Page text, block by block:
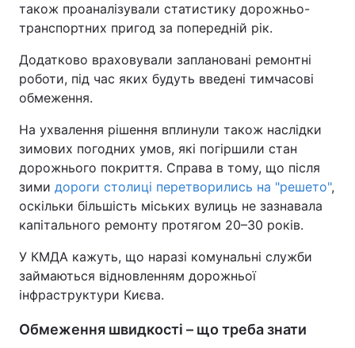
також проаналізували статистику дорожньо-
транспортних пригод за попередній рік.
Додатково враховували заплановані ремонтні
роботи, під час яких будуть введені тимчасові
обмеження.
На ухвалення рішення вплинули також наслідки
зимових погодних умов, які погіршили стан
дорожнього покриття. Справа в тому, що після
зими дороги столиці перетворились на "решето",
оскільки більшість міських вулиць не зазнавала
капітального ремонту протягом 20–30 років.
У КМДА кажуть, що наразі комунальні служби
займаються відновленням дорожньої
інфраструктури Києва.
Обмеження швидкості – що треба знати